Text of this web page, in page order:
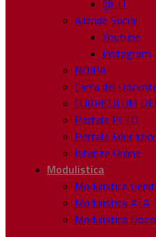
@ .IT
Allende Social
Youtube
Instagram
NOIPA
Carta del
CURRICULUM
Portale PCTO
Portale
Istanze Online
Modulistica
Modulistica
Modulistica ATA
Modulistica